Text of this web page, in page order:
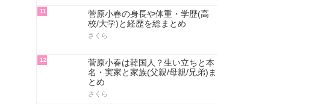
11
菅原小春の身長や体重・学歴(高
校/大学)と経歴を総まとめ
さくら
12
菅原小春は韓国人？生い立ちと本
名・実家と家族(父親/母親/兄弟)ま
とめ
さくら